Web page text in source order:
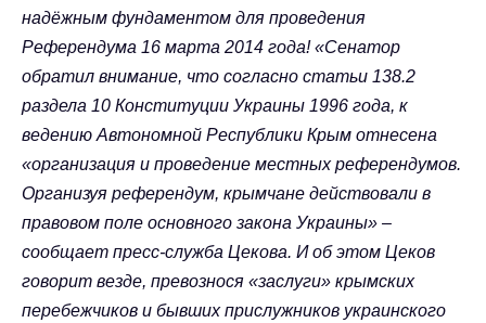
надёжным фундаментом для проведения
Референдума 16 марта 2014 года! «Сенатор
обратил внимание, что согласно статьи 138.2
раздела 10 Конституции Украины 1996 года, к
ведению Автономной Республики Крым отнесена
«организация и проведение местных референдумов.
Организуя референдум, крымчане действовали в
правовом поле основного закона Украины» –
сообщает пресс-служба Цекова. И об этом Цеков
говорит везде, превознося «заслуги» крымских
перебежчиков и бывших прислужников украинского